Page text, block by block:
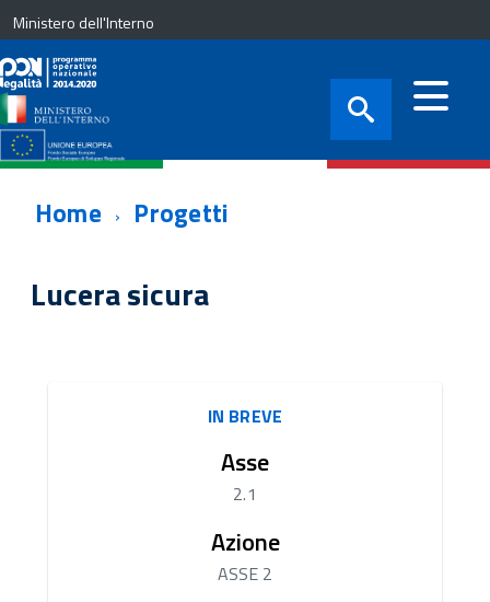
Ministero dell'Interno
Home Progetti
Lucera sicura
IN BREVE
Asse
2.1
Azione
ASSE 2